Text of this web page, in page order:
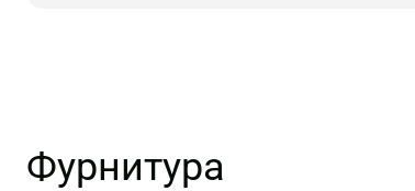
Фурнитура